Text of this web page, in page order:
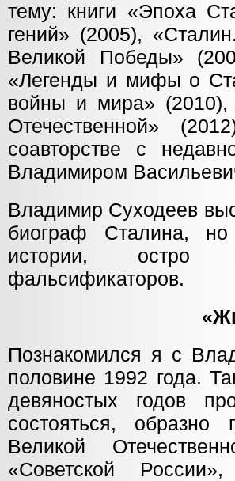
тему: книги «Эпоха
гений» (2005),
Великой Победы»
«Легенды и мифы о
войны и мира»
Отечественной»
соавторстве с
Владимиром
Владимир Суходеев
биограф Сталина,
истории, остро
фальсификаторов.
Познакомился я с
половине 1992 года.
девяностых годов
состояться, образно
Великой
«Советской